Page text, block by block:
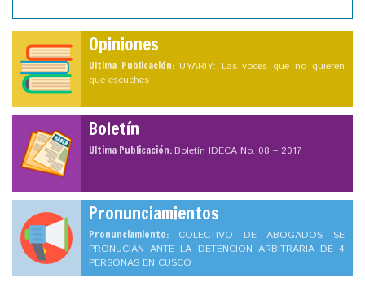
Opiniones
Ultima Publicación: UYARIY: Las voces que no quieren
que escuches
Boletín
Ultima Publicación:Boletín IDECA No. 08 – 2017
Pronunciamientos
Pronunciamiento: COLECTIVO DE ABOGADOS SE
PRONUCIAN ANTE LA DETENCION ARBITRARIA DE 4
PERSONAS EN CUSCO